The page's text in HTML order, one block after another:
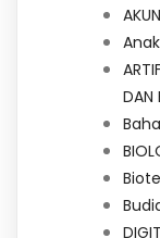
Anak
DAN